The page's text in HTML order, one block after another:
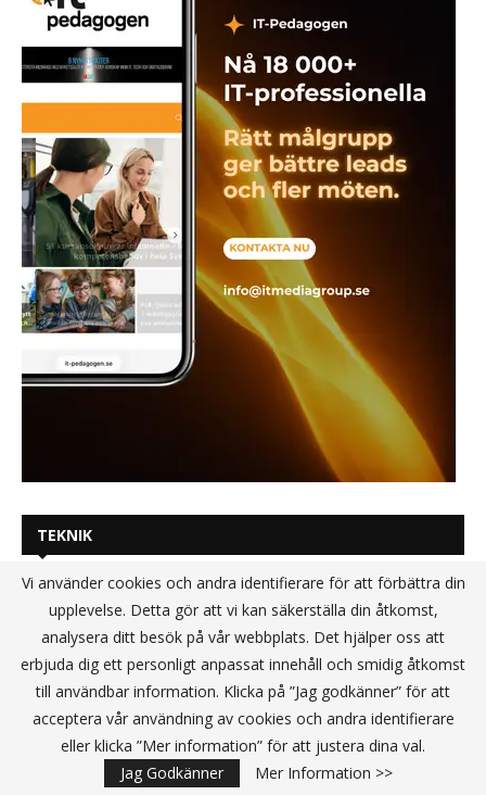
TEKNIK
Vi använder cookies och andra identifierare för att förbättra din
upplevelse. Detta gör att vi kan säkerställa din åtkomst,
analysera ditt besök på vår webbplats. Det hjälper oss att
erbjuda dig ett personligt anpassat innehåll och smidig åtkomst
till användbar information. Klicka på ”Jag godkänner” för att
acceptera vår användning av cookies och andra identifierare
eller klicka ”Mer information” för att justera dina val.
Jag Godkänner
Mer Information >>